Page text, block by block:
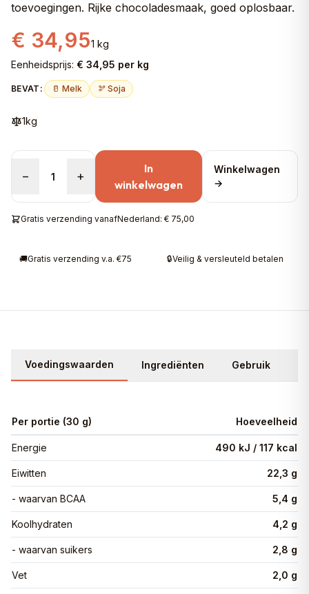
toevoegingen. Rijke chocoladesmaak, goed oplosbaar.
€ 34,951 kg
Eenheidsprijs: € 34,95 per kg
BEVAT: 🥛 Melk 🫘 Soja
1kg
− +
In
winkelwagen
Winkelwagen
→
Gratis verzending vanafNederland: € 75,00
🚚Gratis verzending v.a. €75 🔒Veilig & versleuteld betalen
Voedingswaarden Ingrediënten Gebruik
Per portie (30 g) Hoeveelheid
Energie 490 kJ / 117 kcal
Eiwitten 22,3 g
- waarvan BCAA 5,4 g
Koolhydraten 4,2 g
- waarvan suikers 2,8 g
Vet 2,0 g